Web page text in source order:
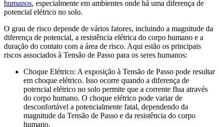
humanos, especialmente em ambientes onde há uma diferença de
potencial elétrico no solo.
O grau de risco depende de vários fatores, incluindo a magnitude da
diferença de potencial, a resistência elétrica do corpo humano e a
duração do contato com a área de risco. Aqui estão os principais
riscos associados à Tensão de Passo para os seres humanos:
Choque Elétrico: A exposição à Tensão de Passo pode resultar
em choque elétrico. Isso ocorre quando a diferença de
potencial elétrico no solo permite que a corrente flua através
do corpo humano. O choque elétrico pode variar de
desconfortável a potencialmente fatal, dependendo da
magnitude da Tensão de Passo e da resistência do corpo
humano.